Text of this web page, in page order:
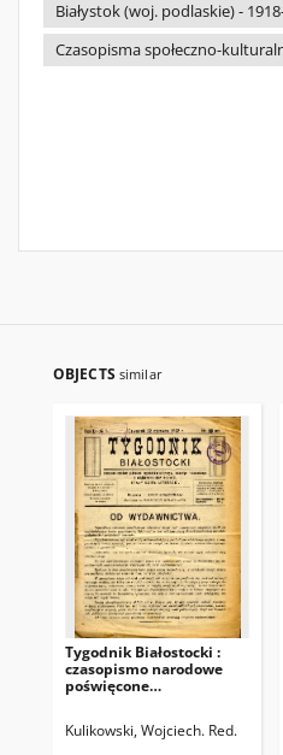
Białystok (woj. podlaskie) -
Czasopisma społeczno-
OBJECTS similar
Tygodnik Białostocki :
czasopismo narodowe
poświęcone
i ekonomicznym z
Kulikowski, Wojciech. Red.